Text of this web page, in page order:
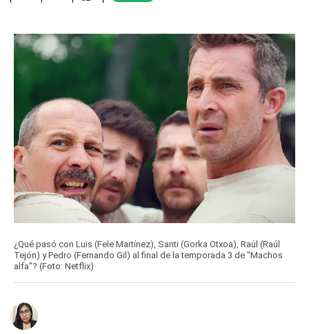
¿Qué pasó con Luis (Fele Martínez), Santi (Gorka Otxoa), Raúl (Raúl
Tejón) y Pedro (Fernando Gil) al final de la temporada 3 de "Machos
alfa"? (Foto: Netflix)